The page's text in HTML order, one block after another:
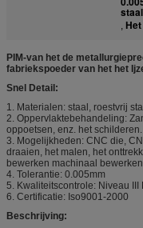
,
PIM-van het de
fabriekspoeder van het het
Snel Detail:
1. Materialen: staal, roestvrij
2. Oppervlaktebehandeling:
oppoetsen, enz. het schilderen.
3. Mogelijkheden: CNC die,
draaien, het malen, het
bewerken machinaal bewerken
4. Tolerantie: 0.005mm
5. Kwaliteitscontrole: Niveau III
6. Certificatie: Iso9001-2000
Beschrijving: